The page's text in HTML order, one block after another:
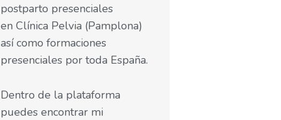
postparto presenciales
en Clínica Pelvia (Pamplona)
así como formaciones
presenciales por toda España.
Dentro de la plataforma
puedes encontrar mi